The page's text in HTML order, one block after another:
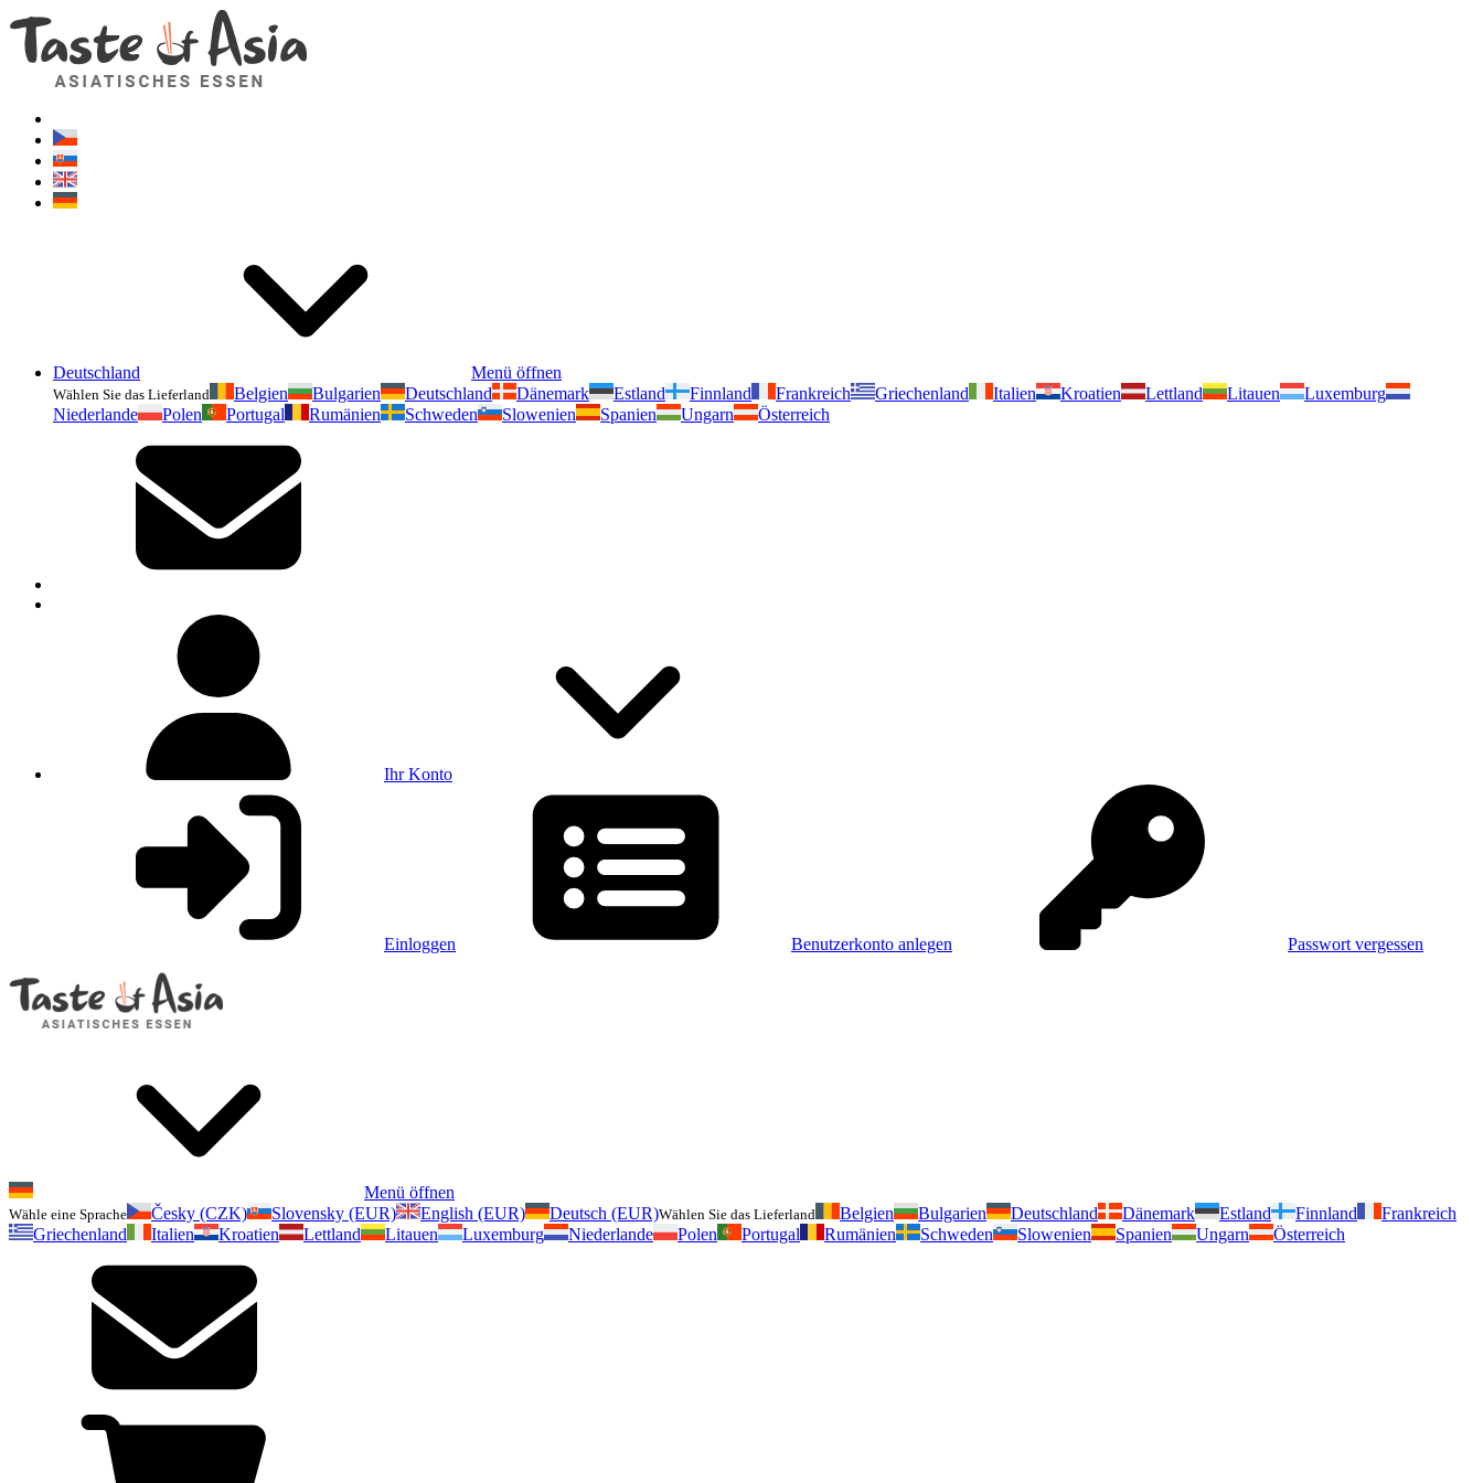
Deutschland Menü öffnen
Wählen Sie das Lieferland Belgien Bulgarien Deutschland Dänemark Estland Finnland Frankreich Griechenland Italien Kroatien Lettland Litauen
Luxemburg
Niederlande
Polen Portugal Rumänien Schweden Slowenien Spanien Ungarn Österreich
Ihr Konto
Einloggen Benutzerkonto anlegen Passwort vergessen
Menü öffnen
Wähle eine Sprache Česky (CZK) Slovensky (EUR) English (EUR) Deutsch (EUR)Wählen Sie das Lieferland Belgien Bulgarien Deutschland Dänemark Estland Finnland
Frankreich
Griechenland
Italien Kroatien Lettland Litauen Luxemburg Niederlande Polen Portugal Rumänien Schweden Slowenien Spanien Ungarn Österreich